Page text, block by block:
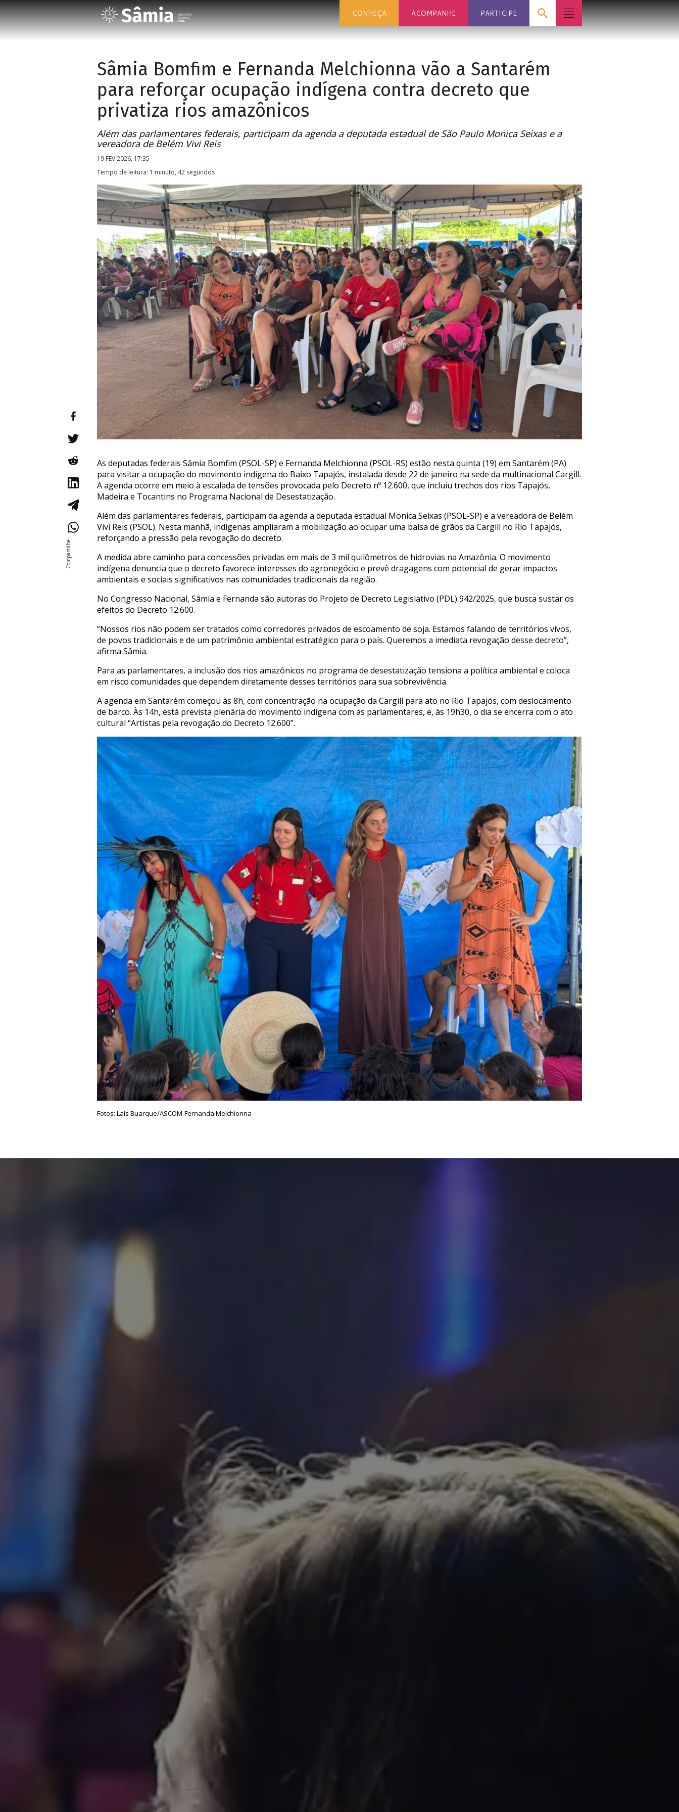
CONHEÇA ACOMPANHE PARTICIPE
Sâmia Bomfim e Fernanda Melchionna vão a Santarém
para reforçar ocupação indígena contra decreto que
privatiza rios amazônicos
Além das parlamentares federais, participam da agenda a deputada estadual de São Paulo Monica Seixas e a
vereadora de Belém Vivi Reis
19 FEV 2026, 17:35
Tempo de leitura: 1 minuto, 42 segundos
As deputadas federais Sâmia Bomfim (PSOL-SP) e Fernanda Melchionna (PSOL-RS) estão nesta quinta (19) em Santarém (PA)
para visitar a ocupação do movimento indígena do Baixo Tapajós, instalada desde 22 de janeiro na sede da multinacional Cargill.
A agenda ocorre em meio à escalada de tensões provocada pelo Decreto nº 12.600, que incluiu trechos dos rios Tapajós,
Madeira e Tocantins no Programa Nacional de Desestatização.
Além das parlamentares federais, participam da agenda a deputada estadual Monica Seixas (PSOL-SP) e a vereadora de Belém
Vivi Reis (PSOL). Nesta manhã, indígenas ampliaram a mobilização ao ocupar uma balsa de grãos da Cargill no Rio Tapajós,
reforçando a pressão pela revogação do decreto.
A medida abre caminho para concessões privadas em mais de 3 mil quilômetros de hidrovias na Amazônia. O movimento
indígena denuncia que o decreto favorece interesses do agronegócio e prevê dragagens com potencial de gerar impactos
ambientais e sociais significativos nas comunidades tradicionais da região.
No Congresso Nacional, Sâmia e Fernanda são autoras do Projeto de Decreto Legislativo (PDL) 942/2025, que busca sustar os
efeitos do Decreto 12.600.
“Nossos rios não podem ser tratados como corredores privados de escoamento de soja. Estamos falando de territórios vivos,
de povos tradicionais e de um patrimônio ambiental estratégico para o país. Queremos a imediata revogação desse decreto”,
afirma Sâmia.
Para as parlamentares, a inclusão dos rios amazônicos no programa de desestatização tensiona a política ambiental e coloca
em risco comunidades que dependem diretamente desses territórios para sua sobrevivência.
A agenda em Santarém começou às 8h, com concentração na ocupação da Cargill para ato no Rio Tapajós, com deslocamento
de barco. Às 14h, está prevista plenária do movimento indígena com as parlamentares, e, às 19h30, o dia se encerra com o ato
cultural “Artistas pela revogação do Decreto 12.600”.
Fotos: Laís Buarque/ASCOM-Fernanda Melchionna